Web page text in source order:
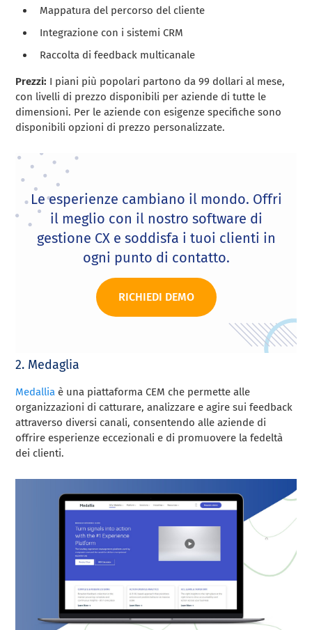
Mappatura del percorso del cliente
Integrazione con i sistemi CRM
Raccolta di feedback multicanale
Prezzi: I piani più popolari partono da 99 dollari al mese,
con livelli di prezzo disponibili per aziende di tutte le
dimensioni. Per le aziende con esigenze specifiche sono
disponibili opzioni di prezzo personalizzate.
Le esperienze cambiano il mondo. Offri
il meglio con il nostro software di
gestione CX e soddisfa i tuoi clienti in
ogni punto di contatto.
RICHIEDI DEMO
2. Medaglia
Medallia è una piattaforma CEM che permette alle
organizzazioni di catturare, analizzare e agire sui feedback
attraverso diversi canali, consentendo alle aziende di
offrire esperienze eccezionali e di promuovere la fedeltà
dei clienti.